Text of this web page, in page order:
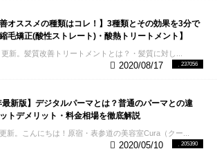
善オススメの種類はコレ！】3種類とその効果を3分で
毛矯正(酸性ストレート)・酸熱トリートメント】
新。髪質改善トリートメントとは？・髪質に対し...
237056
2020/08/17
最新版】デジタルパーマとは？普通のパーマとの違
トデメリット・料金相場を徹底解説
新。こんにちは！原宿・表参道の美容室Cura（クー...
205390
2020/05/10